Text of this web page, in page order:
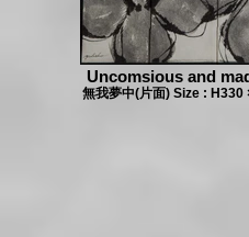
Uncomsious and
無我夢中(片面) Size : H330